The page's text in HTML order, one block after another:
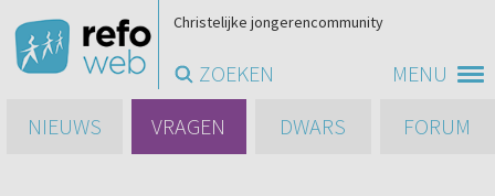
MENU
Christelijke jongerencommunity
ZOEKEN
NIEUWS
VRAGEN DWARS FORUM